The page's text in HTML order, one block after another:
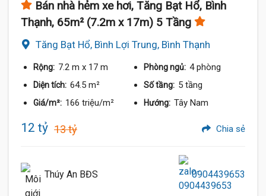
Bán nhà hẻm xe hơi, Tăng Bạt Hổ, Bình
Thạnh, 65m² (7.2m x 17m) 5 Tầng
Tăng Bạt Hổ, Bình Lợi Trung, Bình Thạnh
Rộng: 7.2 m x 17 m Phòng ngủ: 4 phòng
Diện tích: 64.5 m² Số tầng: 5 tầng
Giá/m²: 166 triệu/m² Hướng: Tây Nam
12 tỷ 13 tỷ Chia sẻ
Thúy An BĐS 0904439653